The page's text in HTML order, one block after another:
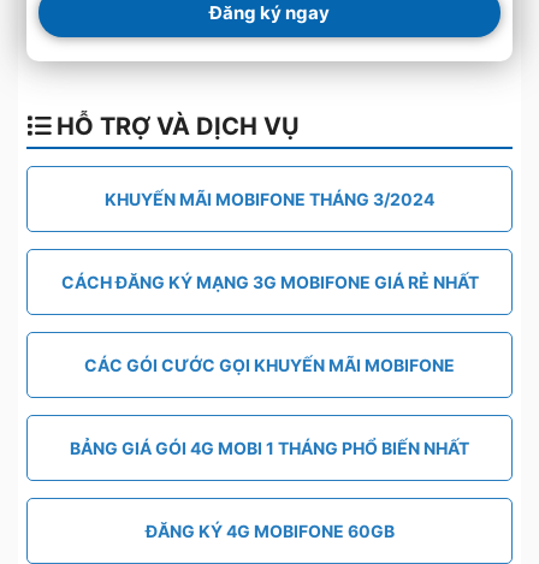
Đăng ký ngay
HỖ TRỢ VÀ DỊCH VỤ
KHUYẾN MÃI MOBIFONE THÁNG 3/2024
CÁCH ĐĂNG KÝ MẠNG 3G MOBIFONE GIÁ RẺ NHẤT
CÁC GÓI CƯỚC GỌI KHUYẾN MÃI MOBIFONE
BẢNG GIÁ GÓI 4G MOBI 1 THÁNG PHỔ BIẾN NHẤT
ĐĂNG KÝ 4G MOBIFONE 60GB